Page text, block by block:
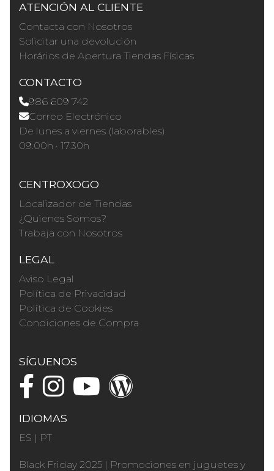
ATENCIÓN AL CLIENTE
Contacta con Nosotros
Solicitar una devolución
Horários de Apertura Tiendas Físicas
CONTACTO
986 609 742
Correo Electrónico
De lunes a viernes (laborables)
09.00h · 17.30h
CENTROXOGO
Localizador de Tiendas
¿Quienes Somos?
Trabaja con Nosotros
LEGAL
Aviso Legal
Política de Privacidad
Política de Cookies
Condiciones de Compra
SÍGUENOS
IDIOMAS
ES | PT
Black Friday 2025 | Promociones en juguetes y